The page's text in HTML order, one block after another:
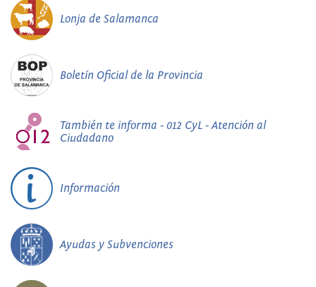
Lonja de Salamanca
Boletín Oficial de la Provincia
También te informa - 012 CyL - Atención al
Ciudadano
Información
Ayudas y Subvenciones